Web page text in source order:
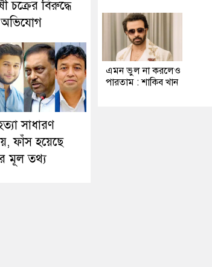
চক্রের বিরুদ্ধে
সাধারণ
ফাঁস হয়েছে
মূল তথ্য
এমন ভুল না করলেও
পারতাম : শাকিব খান